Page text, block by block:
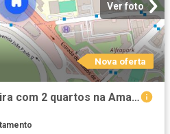
Ver foto
Nova oferta
Alugo uma casa soalheira com 2 quartos na Amadora